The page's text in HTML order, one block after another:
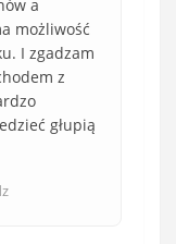
a
możliwość
I zgadzam
z
głupią